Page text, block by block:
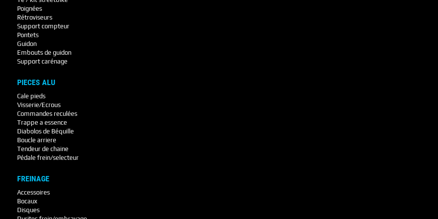
Poignées
Rétroviseurs
Support compteur
Pontets
Guidon
Embouts de guidon
Support carénage
PIECES ALU
Cale pieds
Visserie/Ecrous
Commandes reculées
Trappe a essence
Diabolos de Béquille
Boucle arriere
Tendeur de chaine
Pédale frein/selecteur
FREINAGE
Accessoires
Bocaux
Disques